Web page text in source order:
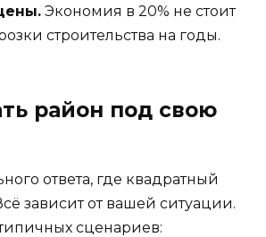
Экономия в 20% не стоит
строительства на годы.
район под свою
ответа, где квадратный
зависит от вашей ситуации.
сценариев: